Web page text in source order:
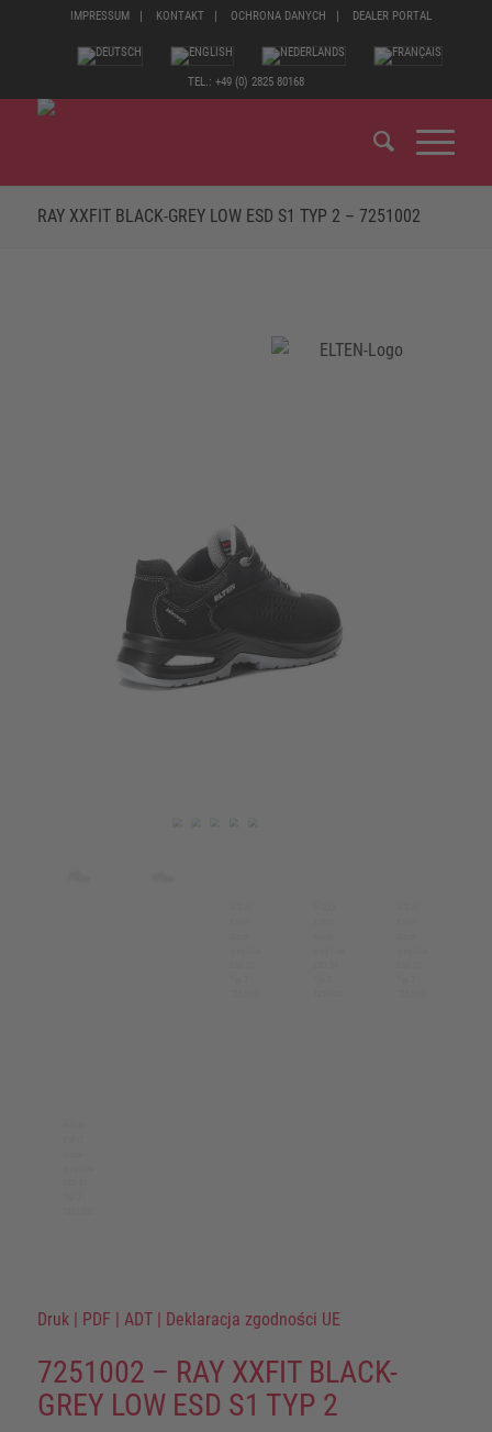
IMPRESSUM KONTAKT OCHRONA DANYCH DEALER PORTAL
TEL.: +49 (0) 2825 80168
RAY XXFIT BLACK-GREY LOW ESD S1 TYP 2 – 7251002
Druk | PDF | ADT | Deklaracja zgodności UE
7251002 – RAY XXFIT BLACK-
GREY LOW ESD S1 TYP 2